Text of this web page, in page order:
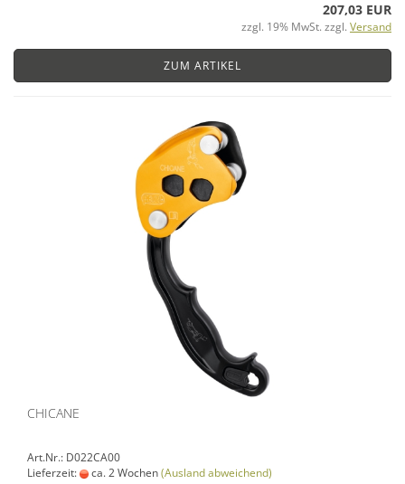
207,03 EUR
zzgl. 19% MwSt. zzgl. Versand
ZUM ARTIKEL
CHICANE
Art.Nr.: D022CA00
Lieferzeit:
ca. 2 Wochen(Ausland abweichend)